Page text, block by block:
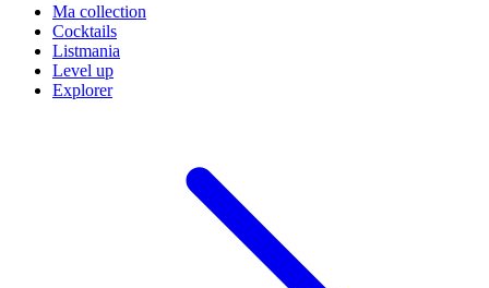
Ma collection
Cocktails
Listmania
Level up
Explorer